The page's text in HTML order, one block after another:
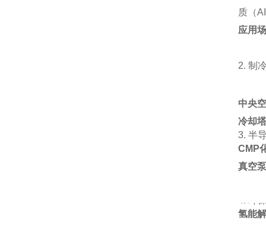
质（
应用
2. ‌ 制
中央
冷却塔
3. ‌ 半
CMP
真空
氢能